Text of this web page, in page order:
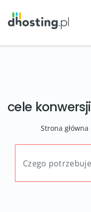
cele konwersji
Strona główna